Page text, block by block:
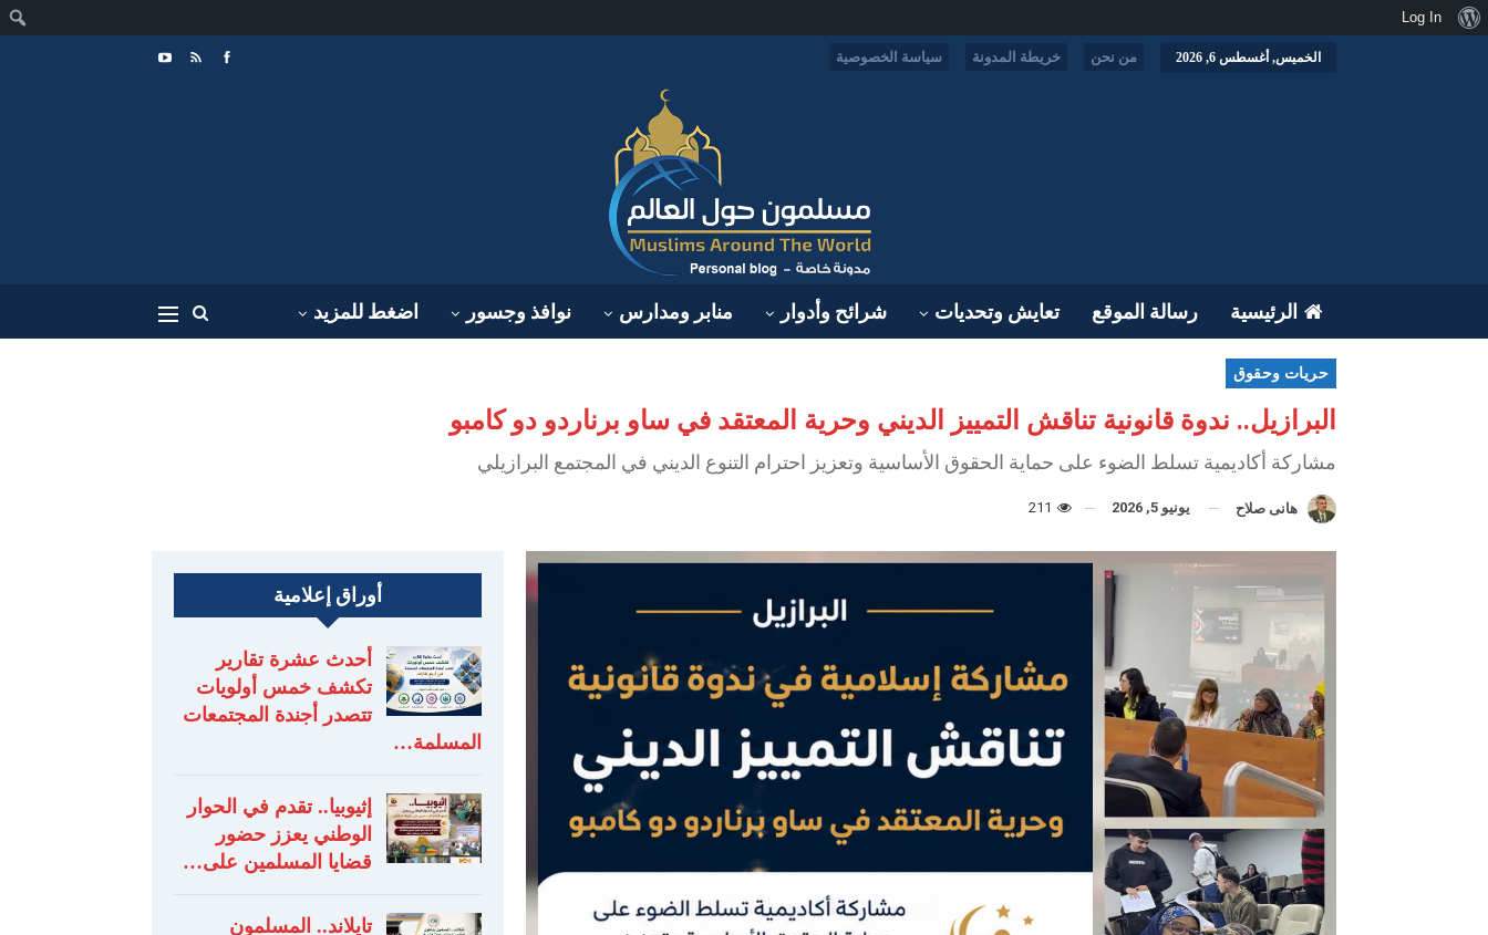
الخميس, أغسطس 6, 2026 من نحن خريطة المدونة سياسة الخصوصية
الرئيسية رسالة الموقع تعايش وتحديات شرائح وأدوار منابر ومدارس نوافذ وجسور اضغط للمزيد
حريات وحقوق
البرازيل.. ندوة قانونية تناقش التمييز الديني وحرية المعتقد في ساو برناردو دو كامبو
مشاركة أكاديمية تسلط الضوء على حماية الحقوق الأساسية وتعزيز احترام التنوع الديني في المجتمع البرازيلي
هانى صلاح يونيو 5, 2026
أوراق إعلامية
أحدث عشرة تقارير
تكشف خمس أولويات
تتصدر أجندة المجتمعات
المسلمة…
إثيوبيا.. تقدم في الحوار
الوطني يعزز حضور
قضايا المسلمين على…
تايلاند.. المسلمون
نبذةLog In